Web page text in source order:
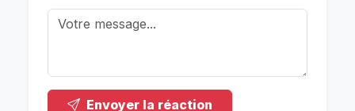
Envoyer la réaction